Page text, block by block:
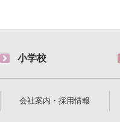
小学校
会社案内・採用情報